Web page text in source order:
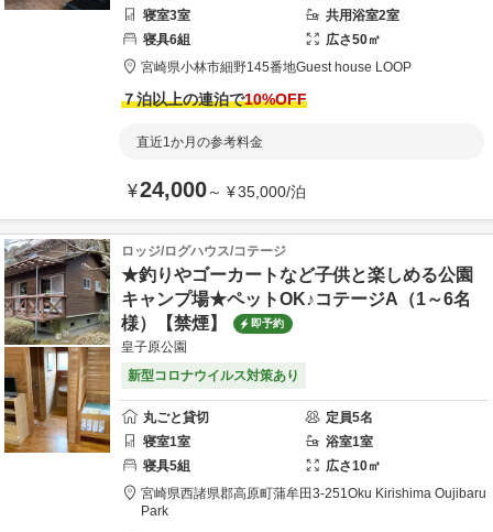
寝室3室 共用浴室2室
寝具6組 広さ50㎡
宮崎県小林市細野145番地Guest house LOOP
７泊以上の連泊で10%OFF
直近1か月の参考料金
¥24,000～ ¥35,000/泊
ロッジ/ログハウス/コテージ
★釣りやゴーカートなど子供と楽しめる公園
キャンプ場★ペットOK♪コテージA（1～6名
様）【禁煙】
即予約
皇子原公園
新型コロナウイルス対策あり
丸ごと貸切 定員5名
寝室1室 浴室1室
寝具5組 広さ10㎡
宮崎県西諸県郡高原町蒲牟田3-251Oku Kirishima Oujibaru
Park